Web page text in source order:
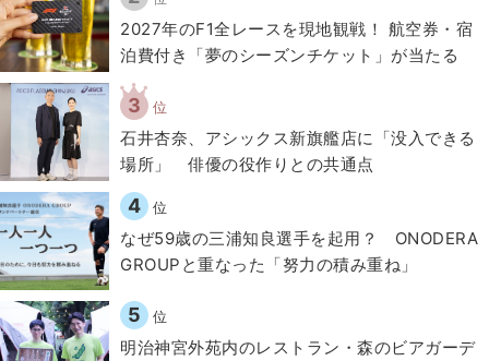
2027年のF1全レースを現地観戦！ 航空券・宿
泊費付き「夢のシーズンチケット」が当たる
3 位
石井杏奈、アシックス新旗艦店に「没入できる
場所」 俳優の役作りとの共通点
4 位
なぜ59歳の三浦知良選手を起用？ ONODERA
GROUPと重なった「努力の積み重ね」
5 位
明治神宮外苑内のレストラン・森のビアガーデ